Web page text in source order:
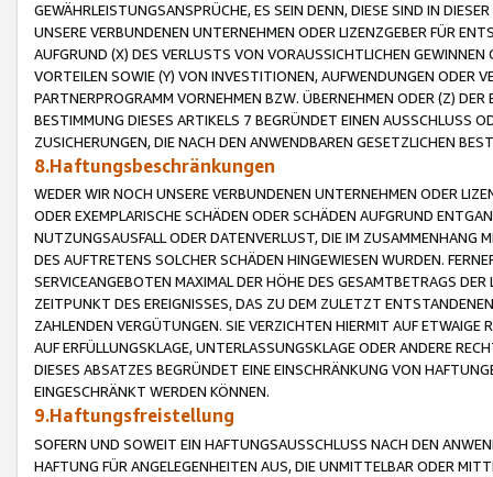
GEWÄHRLEISTUNGSANSPRÜCHE, ES SEIN DENN, DIESE SIND IN
UNSERE VERBUNDENEN UNTERNEHMEN ODER LIZENZGEBER FÜR
AUFGRUND (X) DES VERLUSTS VON VORAUSSICHTLICHEN
VORTEILEN SOWIE (Y) VON INVESTITIONEN, AUFWENDUNGEN ODER
PARTNERPROGRAMM VORNEHMEN BZW. ÜBERNEHMEN ODER (Z)
BESTIMMUNG DIESES ARTIKELS 7 BEGRÜNDET EINEN AUSSCHLUSS
ZUSICHERUNGEN, DIE NACH DEN ANWENDBAREN GESETZLICHEN
8.Haftungsbeschränkungen
WEDER WIR NOCH UNSERE VERBUNDENEN UNTERNEHMEN ODER
ODER EXEMPLARISCHE SCHÄDEN ODER SCHÄDEN AUFGRUND
NUTZUNGSAUSFALL ODER DATENVERLUST, DIE IM ZUSAMMENHANG
DES AUFTRETENS SOLCHER SCHÄDEN HINGEWIESEN WURDEN.
SERVICEANGEBOTEN MAXIMAL DER HÖHE DES GESAMTBETRAGS
ZEITPUNKT DES EREIGNISSES, DAS ZU DEM ZULETZT
ZAHLENDEN VERGÜTUNGEN. SIE VERZICHTEN HIERMIT AUF
AUF ERFÜLLUNGSKLAGE, UNTERLASSUNGSKLAGE ODER ANDERE
DIESES ABSATZES BEGRÜNDET EINE EINSCHRÄNKUNG VON
EINGESCHRÄNKT WERDEN KÖNNEN.
9.Haftungsfreistellung
SOFERN UND SOWEIT EIN HAFTUNGSAUSSCHLUSS NACH DEN
HAFTUNG FÜR ANGELEGENHEITEN AUS, DIE UNMITTELBAR ODER